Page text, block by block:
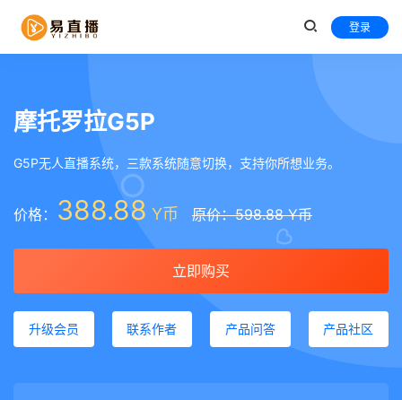
登录
摩托罗拉G5P
G5P无人直播系统，三款系统随意切换，支持你所想业务。
价格： 388.88 Y币 原价：598.88 Y币
立即购买
升级会员 联系作者 产品问答 产品社区